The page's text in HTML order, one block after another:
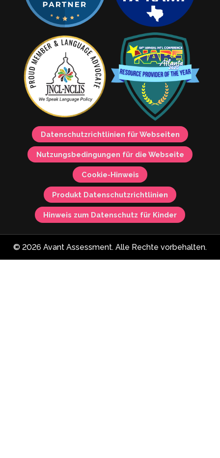
Datenschutzrichtlinien für Webseiten
Nutzungsbedingungen für die Webseite
Cookie-Hinweis
Produkt Datenschutzrichtlinien
Hinweis zum Datenschutz für Kinder
© 2026 Avant Assessment. Alle Rechte vorbehalten.